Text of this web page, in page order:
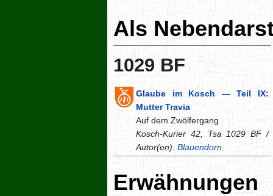
Als
1029 BF
Glaube im Kosch — Teil IX:
Mutter Travia
Auf dem Zwölfergang
Kosch-Kurier 42, Tsa 1029 BF /
Autor(en): Blauendorn
Erwähnungen